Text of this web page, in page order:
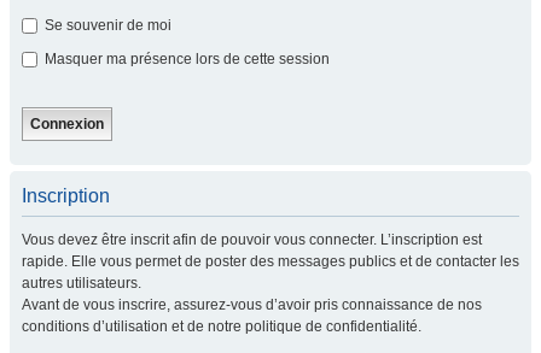
Se souvenir de moi
Masquer ma présence lors de cette session
Inscription
Vous devez être inscrit afin de pouvoir vous connecter. L’inscription est
rapide. Elle vous permet de poster des messages publics et de contacter les
autres utilisateurs.
Avant de vous inscrire, assurez-vous d’avoir pris connaissance de nos
conditions d’utilisation et de notre politique de confidentialité.